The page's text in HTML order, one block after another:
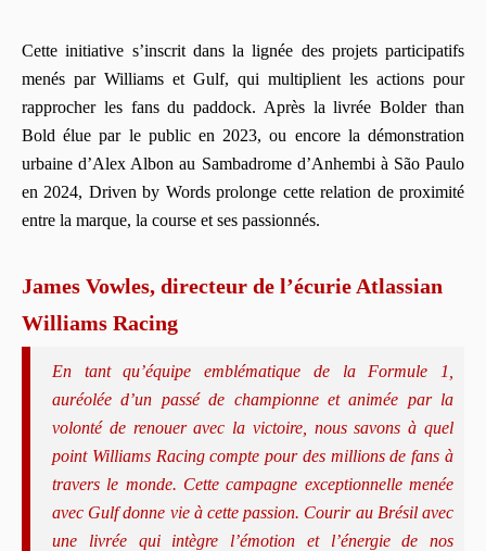
Cette initiative s’inscrit dans la lignée des projets participatifs
menés par Williams et Gulf, qui multiplient les actions pour
rapprocher les fans du paddock. Après la livrée Bolder than
Bold élue par le public en 2023, ou encore la démonstration
urbaine d’Alex Albon au Sambadrome d’Anhembi à São Paulo
en 2024, Driven by Words prolonge cette relation de proximité
entre la marque, la course et ses passionnés.
James Vowles, directeur de l’écurie Atlassian
Williams Racing
En tant qu’équipe emblématique de la Formule 1,
auréolée d’un passé de championne et animée par la
volonté de renouer avec la victoire, nous savons à quel
point Williams Racing compte pour des millions de fans à
travers le monde. Cette campagne exceptionnelle menée
avec Gulf donne vie à cette passion. Courir au Brésil avec
une livrée qui intègre l’émotion et l’énergie de nos